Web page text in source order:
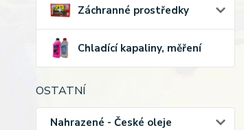
Záchranné prostředky
Chladící kapaliny, měření
OSTATNÍ
Nahrazené - České oleje